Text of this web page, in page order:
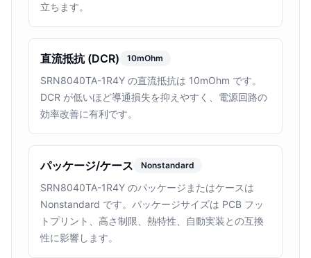
立ちます。
直流抵抗 (DCR) 10mOhm
SRN8040TA-1R4Y の直流抵抗は 10mOhm です。
DCR が低いほど導通損失を抑えやすく、電源回路の
効率改善に有利です。
パッケージ/ケース Nonstandard
SRN8040TA-1R4Y のパッケージまたはケースは
Nonstandard です。パッケージサイズは PCB フッ
トプリント、高さ制限、熱特性、自動実装との互換
性に影響します。